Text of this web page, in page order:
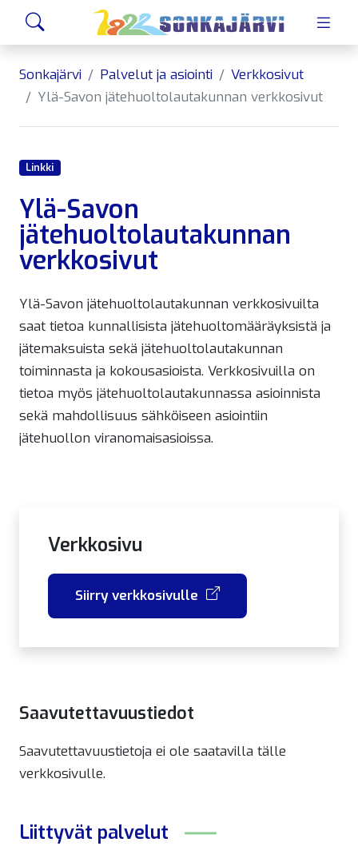
Siirry sivusisältöön
Sonkajärvi Palvelut ja asiointi
Verkkosivut
Ylä-Savon jätehuoltolautakunnan verkkosivut
Linkki
Ylä-Savon
jätehuoltolautakunnan
verkkosivut
Ylä-Savon jätehuoltolautakunnan verkkosivuilta
saat tietoa kunnallisista jätehuoltomääräyksistä ja
jätemaksuista sekä jätehuoltolautakunnan
toiminnasta ja kokousasioista. Verkkosivuilla on
tietoa myös jätehuoltolautakunnassa asioinnista
sekä mahdollisuus sähköiseen asiointiin
jätehuollon viranomaisasioissa.
Verkkosivu
Siirry verkkosivulle
Saavutettavuustiedot
Saavutettavuustietoja ei ole saatavilla tälle
verkkosivulle.
Liittyvät palvelut